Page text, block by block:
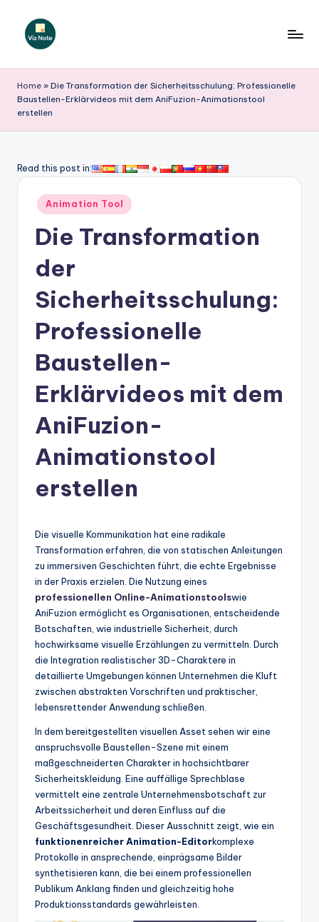
iz
N
o
e
G
m
A
si
&
S
ft
w
In
d
tr
U
p
Home » Die Transformation der Sicherheitsschulung: Professionelle
Baustellen-Erklärvideos mit dem AniFuzion-Animationstool
erstellen
Read this post in:
Posted
in
Animation Tool
Die Transformation
der
Sicherheitsschulung:
Professionelle
Baustellen-
Erklärvideos mit dem
AniFuzion-
Animationstool
erstellen
Die visuelle Kommunikation hat eine radikale
Transformation erfahren, die von statischen Anleitungen
zu immersiven Geschichten führt, die echte Ergebnisse
in der Praxis erzielen. Die Nutzung eines
professionellen Online-Animationstoolswie
AniFuzion ermöglicht es Organisationen, entscheidende
Botschaften, wie industrielle Sicherheit, durch
hochwirksame visuelle Erzählungen zu vermitteln. Durch
die Integration realistischer 3D-Charaktere in
detaillierte Umgebungen können Unternehmen die Kluft
zwischen abstrakten Vorschriften und praktischer,
lebensrettender Anwendung schließen.
In dem bereitgestellten visuellen Asset sehen wir eine
anspruchsvolle Baustellen-Szene mit einem
maßgeschneiderten Charakter in hochsichtbarer
Sicherheitskleidung. Eine auffällige Sprechblase
vermittelt eine zentrale Unternehmensbotschaft zur
Arbeitssicherheit und deren Einfluss auf die
Geschäftsgesundheit. Dieser Ausschnitt zeigt, wie ein
funktionenreicher Animation-Editorkomplexe
Protokolle in ansprechende, einprägsame Bilder
synthetisieren kann, die bei einem professionellen
Publikum Anklang finden und gleichzeitig hohe
Produktionsstandards gewährleisten.